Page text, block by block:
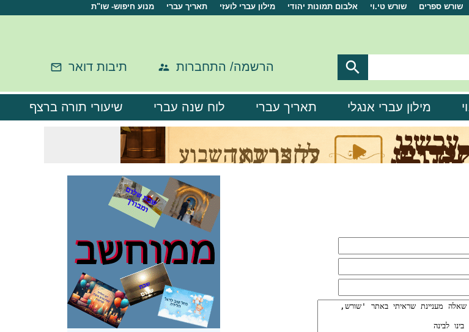
שורש ספרים שורש טי.וי אלבום תמונות יהודי מילון עברי לועזי תאריך עברי מנוע חיפוש- שו"ת
 תיבות דואר הרשמה/ התחברות
מילון עברי אנגלי תאריך עברי לוח שנה עברי שיעורי תורה ברצף